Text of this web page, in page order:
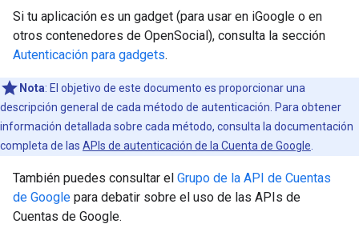
Si tu aplicación es un gadget (para usar en iGoogle o en
otros contenedores de OpenSocial), consulta la sección
Autenticación para gadgets.
Nota: El objetivo de este documento es proporcionar una
descripción general de cada método de autenticación. Para obtener
información detallada sobre cada método, consulta la documentación
completa de las APIs de autenticación de la Cuenta de Google
También puedes consultar el Grupo de la API de Cuentas
de Google para debatir sobre el uso de las APIs de
Cuentas de Google.